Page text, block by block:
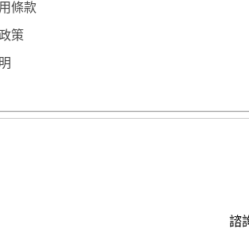
條款
策
諮